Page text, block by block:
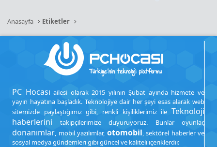
Anasayfa Etiketler
PC Hocası ailesi olarak 2015 yılının Şubat ayında hizmete ve
yayın hayatına başladık. Teknolojiye dair her şeyi esas alarak web
sitemizde paylaştığımız gibi, renkli kişiliklerimiz ile Teknoloji
haberlerini takipçilerimize duyuruyoruz. Bunlar oyunlar,
donanımlar, mobil yazılımlar, otomobil, sektörel haberler ve
sosyal medya gündemleri gibi güncel ve kaliteli içeriklerdir.